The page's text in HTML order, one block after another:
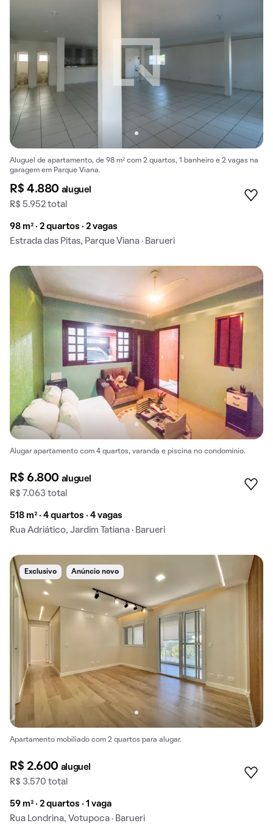
Aluguel de apartamento, de 98 m² com 2 quartos, 1 banheiro e 2 vagas na
garagem em Parque Viana.
R$ 4.880 aluguel
R$ 5.952 total
98 m² · 2 quartos · 2 vagas
Estrada das Pitas, Parque Viana · Barueri
Alugar apartamento com 4 quartos, varanda e piscina no condomínio.
R$ 6.800 aluguel
R$ 7.063 total
518 m² · 4 quartos · 4 vagas
Rua Adriático, Jardim Tatiana · Barueri
Exclusivo Anúncio novo
Apartamento mobiliado com 2 quartos para alugar.
R$ 2.600 aluguel
R$ 3.570 total
59 m² · 2 quartos · 1 vaga
Rua Londrina, Votupoca · Barueri